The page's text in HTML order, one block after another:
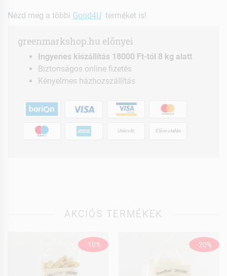
Nézd meg a többi Good4U terméket is!
greenmarkshop.hu előnyei
Ingyenes kiszállítás 18000 Ft-tól 8 kg alatt
Biztonságos online fizetés
Kényelmes házhozszállítás
Utánvét Előre utalás
AKCIÓS TERMÉKEK
-10% -20%